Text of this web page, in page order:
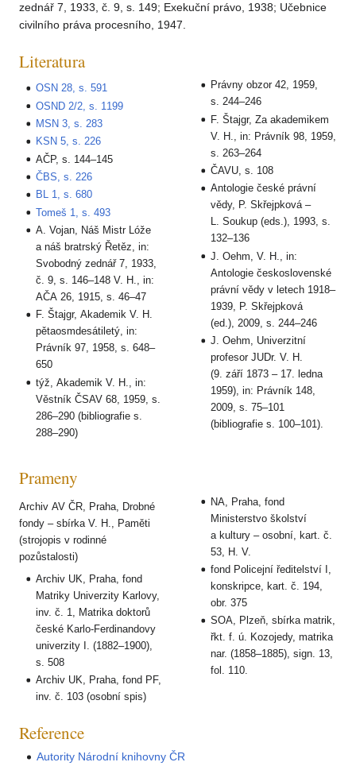
zednář 7, 1933, č. 9, s. 149; Exekuční právo, 1938; Učebnice
civilního práva procesního, 1947.
Literatura
OSN 28, s. 591
OSND 2/2, s. 1199
MSN 3, s. 283
KSN 5, s. 226
AČP, s. 144–145
ČBS, s. 226
BL 1, s. 680
Tomeš 1, s. 493
A. Vojan, Náš Mistr Lóže
a náš bratrský Řetěz, in:
Svobodný zednář 7, 1933,
č. 9, s. 146–148 V. H., in:
AČA 26, 1915, s. 46–47
F. Štajgr, Akademik V. H.
pětaosmdesátiletý, in:
Právník 97, 1958, s. 648–
650
týž, Akademik V. H., in:
Věstník ČSAV 68, 1959, s.
286–290 (bibliografie s.
288–290)
Právny obzor 42, 1959,
s. 244–246
F. Štajgr, Za akademikem
V. H., in: Právník 98, 1959,
s. 263–264
ČAVU, s. 108
Antologie české právní
vědy, P. Skřejpková –
L. Soukup (eds.), 1993, s.
132–136
J. Oehm, V. H., in:
Antologie československé
právní vědy v letech 1918–
1939, P. Skřejpková
(ed.), 2009, s. 244–246
J. Oehm, Univerzitní
profesor JUDr. V. H.
(9. září 1873 – 17. ledna
1959), in: Právník 148,
2009, s. 75–101
(bibliografie s. 100–101).
Prameny
Archiv AV ČR, Praha, Drobné
fondy – sbírka V. H., Paměti
(strojopis v rodinné
pozůstalosti)
Archiv UK, Praha, fond
Matriky Univerzity Karlovy,
inv. č. 1, Matrika doktorů
české Karlo-Ferdinandovy
univerzity I. (1882–1900),
s. 508
Archiv UK, Praha, fond PF,
inv. č. 103 (osobní spis)
NA, Praha, fond
Ministerstvo školství
a kultury – osobní, kart. č.
53, H. V.
fond Policejní ředitelství I,
konskripce, kart. č. 194,
obr. 375
SOA, Plzeň, sbírka matrik,
řkt. f. ú. Kozojedy, matrika
nar. (1858–1885), sign. 13,
fol. 110.
Reference
Autority Národní knihovny ČR